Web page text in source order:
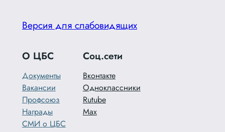
Версия для слабовидящих
О ЦБС
Документы
Вакансии
Профсоюз
Награды
СМИ о ЦБС
Соц.сети
Вконтакте
Одноклассники
Rutube
Max